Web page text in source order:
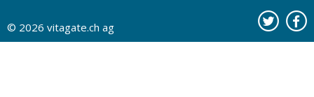
Kontakt
Werbung auf vitagate.ch
© 2026 vitagate.ch ag